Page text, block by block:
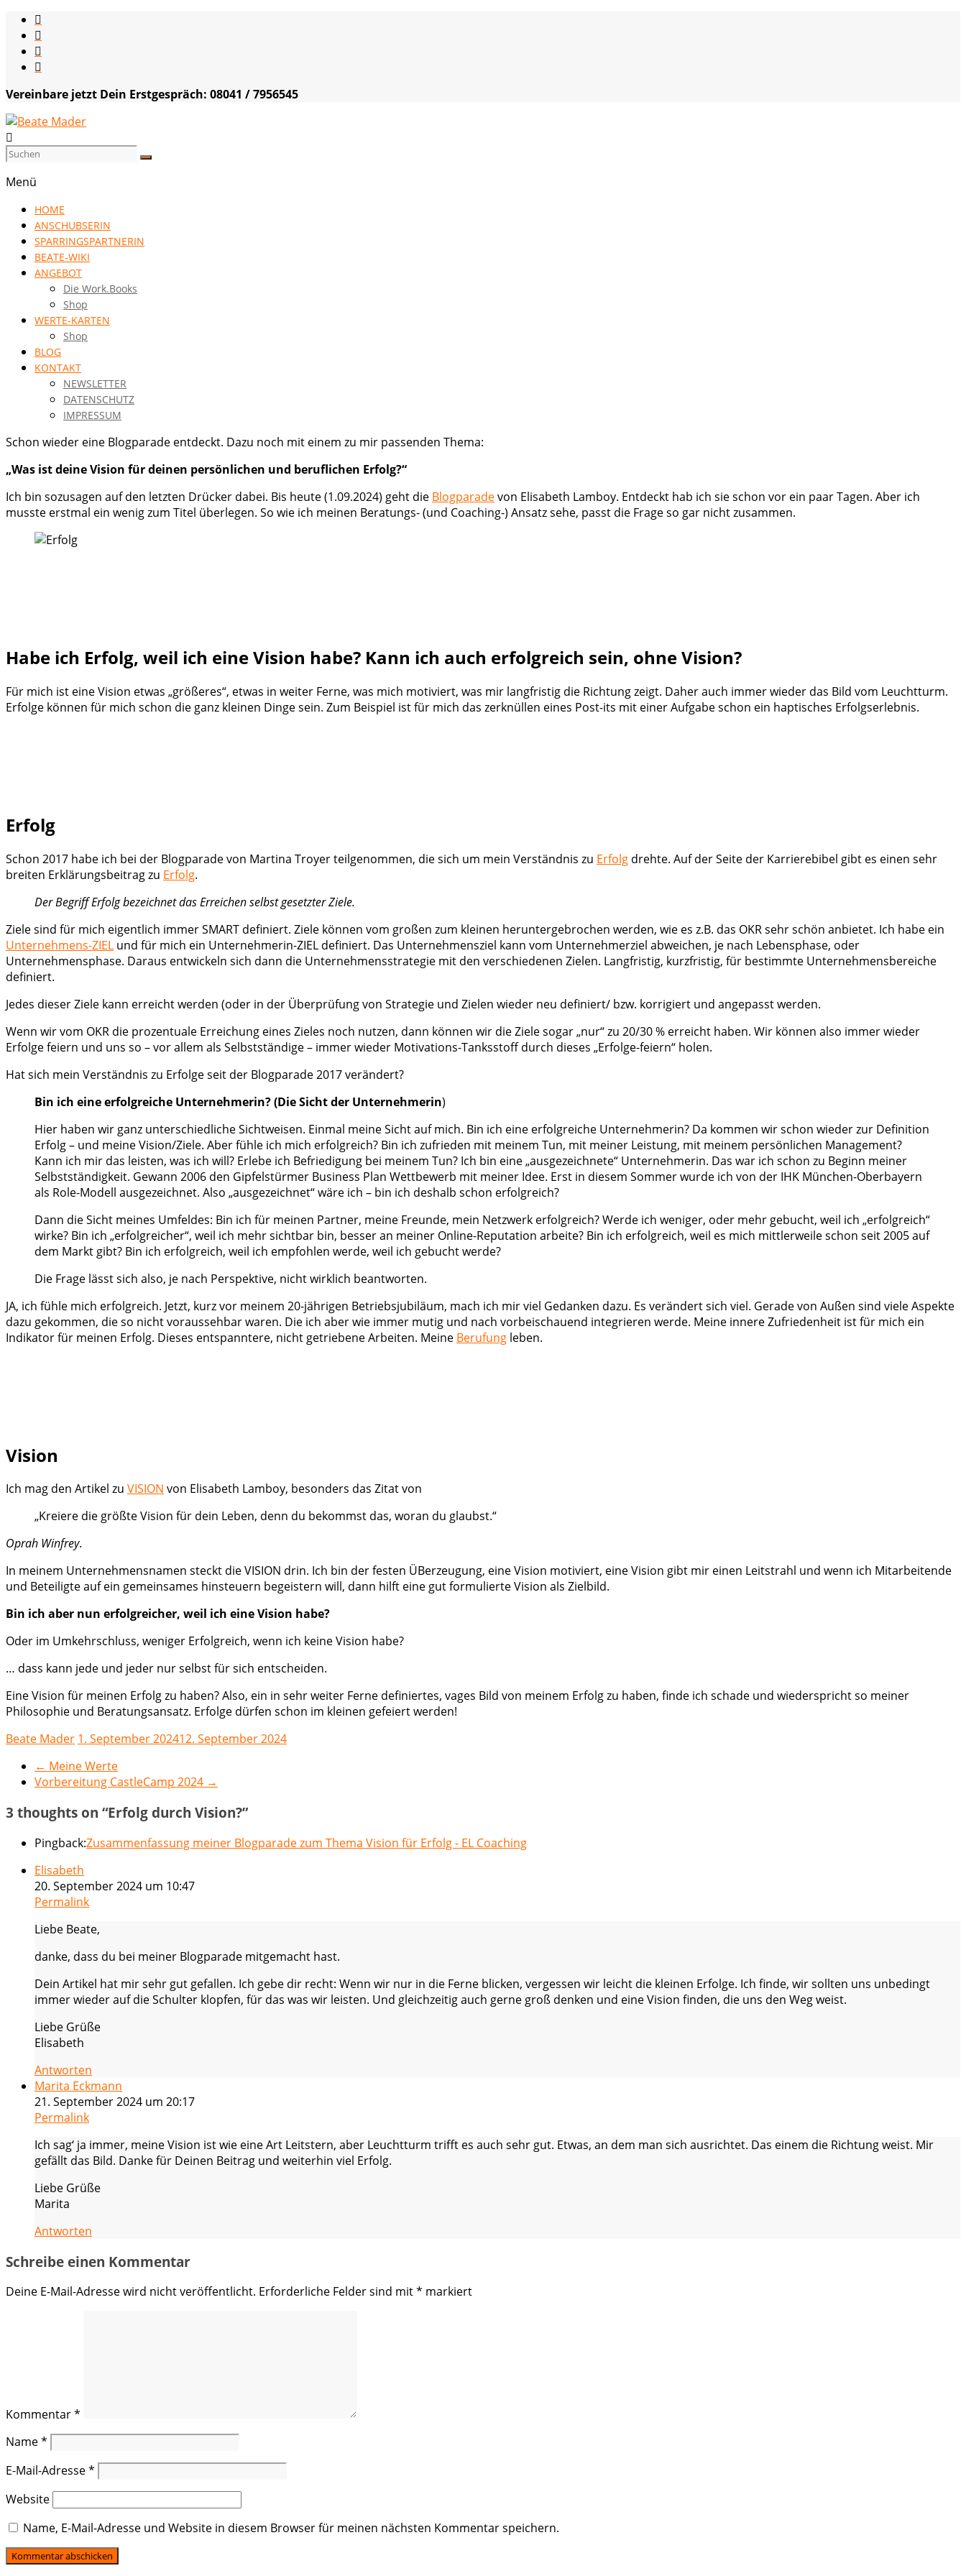
Skip
content
Vereinbare jetzt Dein Erstgespräch: 08041 / 7956545
Beate
Kommunikationsgenialistin
VISION
HOCH
DREI
Menü
HOME
ANSCHUBSERIN
SPARRINGSPARTNERIN
BEATE-WIKI
ANGEBOT
Die Work.Books
Shop
WERTE-KARTEN
Shop
BLOG
KONTAKT
NEWSLETTER
DATENSCHUTZ
IMPRESSUM
Schon wieder eine Blogparade entdeckt. Dazu noch mit einem zu mir passenden Thema:
„Was ist deine Vision für deinen persönlichen und beruflichen Erfolg?“
Ich bin sozusagen auf den letzten Drücker dabei. Bis heute (1.09.2024) geht die Blogparadevon Elisabeth Lamboy. Entdeckt hab ich sie schon vor ein paar Tagen. Aber ich
musste erstmal ein wenig zum Titel überlegen. So wie ich meinen Beratungs- (und Coaching-) Ansatz sehe, passt die Frage so gar nicht zusammen.
Habe ich Erfolg, weil ich eine Vision habe? Kann ich auch erfolgreich sein, ohne Vision?
Für mich ist eine Vision etwas „größeres“, etwas in weiter Ferne, was mich motiviert, was mir langfristig die Richtung zeigt. Daher auch immer wieder das Bild vom Leuchtturm.
Erfolge können für mich schon die ganz kleinen Dinge sein. Zum Beispiel ist für mich das zerknüllen eines Post-its mit einer Aufgabe schon ein haptisches Erfolgserlebnis.
Erfolg
Schon 2017 habe ich bei der Blogparade von Martina Troyer teilgenommen, die sich um mein Verständnis zu Erfolg drehte. Auf der Seite der Karrierebibel gibt es einen sehr
breiten Erklärungsbeitrag zu Erfolg.
Der Begriff Erfolg bezeichnet das Erreichen selbst gesetzter Ziele.
Ziele sind für mich eigentlich immer SMART definiert. Ziele können vom großen zum kleinen heruntergebrochen werden, wie es z.B. das OKR sehr schön anbietet. Ich habe ein
Unternehmens-ZIEL und für mich ein Unternehmerin-ZIEL definiert. Das Unternehmensziel kann vom Unternehmerziel abweichen, je nach Lebensphase, oder
Unternehmensphase. Daraus entwickeln sich dann die Unternehmensstrategie mit den verschiedenen Zielen. Langfristig, kurzfristig, für bestimmte Unternehmensbereiche
definiert.
Jedes dieser Ziele kann erreicht werden (oder in der Überprüfung von Strategie und Zielen wieder neu definiert/ bzw. korrigiert und angepasst werden.
Wenn wir vom OKR die prozentuale Erreichung eines Zieles noch nutzen, dann können wir die Ziele sogar „nur“ zu 20/30 % erreicht haben. Wir können also immer wieder
Erfolge feiern und uns so – vor allem als Selbstständige – immer wieder Motivations-Tanksstoff durch dieses „Erfolge-feiern“ holen.
Hat sich mein Verständnis zu Erfolge seit der Blogparade 2017 verändert?
Bin ich eine erfolgreiche Unternehmerin? (Die Sicht der Unternehmerin)
Hier haben wir ganz unterschiedliche Sichtweisen. Einmal meine Sicht auf mich. Bin ich eine erfolgreiche Unternehmerin? Da kommen wir schon wieder zur Definition
Erfolg – und meine Vision/Ziele. Aber fühle ich mich erfolgreich? Bin ich zufrieden mit meinem Tun, mit meiner Leistung, mit meinem persönlichen Management?
Kann ich mir das leisten, was ich will? Erlebe ich Befriedigung bei meinem Tun? Ich bin eine „ausgezeichnete“ Unternehmerin. Das war ich schon zu Beginn meiner
Selbstständigkeit. Gewann 2006 den Gipfelstürmer Business Plan Wettbewerb mit meiner Idee. Erst in diesem Sommer wurde ich von der IHK München-Oberbayern
als Role-Modell ausgezeichnet. Also „ausgezeichnet“ wäre ich – bin ich deshalb schon erfolgreich?
Dann die Sicht meines Umfeldes: Bin ich für meinen Partner, meine Freunde, mein Netzwerk erfolgreich? Werde ich weniger, oder mehr gebucht, weil ich „erfolgreich“
wirke? Bin ich „erfolgreicher“, weil ich mehr sichtbar bin, besser an meiner Online-Reputation arbeite? Bin ich erfolgreich, weil es mich mittlerweile schon seit 2005 auf
dem Markt gibt? Bin ich erfolgreich, weil ich empfohlen werde, weil ich gebucht werde?
Die Frage lässt sich also, je nach Perspektive, nicht wirklich beantworten.
JA, ich fühle mich erfolgreich. Jetzt, kurz vor meinem 20-jährigen Betriebsjubiläum, mach ich mir viel Gedanken dazu. Es verändert sich viel. Gerade von Außen sind viele Aspekte
dazu gekommen, die so nicht voraussehbar waren. Die ich aber wie immer mutig und nach vorbeischauend integrieren werde. Meine innere Zufriedenheit ist für mich ein
Indikator für meinen Erfolg. Dieses entspanntere, nicht getriebene Arbeiten. Meine Berufung leben.
Vision
Ich mag den Artikel zu VISION von Elisabeth Lamboy, besonders das Zitat von
„Kreiere die größte Vision für dein Leben, denn du bekommst das, woran du glaubst.“
Oprah Winfrey.
In meinem Unternehmensnamen steckt die VISION drin. Ich bin der festen ÜBerzeugung, eine Vision motiviert, eine Vision gibt mir einen Leitstrahl und wenn ich Mitarbeitende
und Beteiligte auf ein gemeinsames hinsteuern begeistern will, dann hilft eine gut formulierte Vision als Zielbild.
Bin ich aber nun erfolgreicher, weil ich eine Vision habe?
Oder im Umkehrschluss, weniger Erfolgreich, wenn ich keine Vision habe?
… dass kann jede und jeder nur selbst für sich entscheiden.
Eine Vision für meinen Erfolg zu haben? Also, ein in sehr weiter Ferne definiertes, vages Bild von meinem Erfolg zu haben, finde ich schade und wiederspricht so meiner
Philosophie und Beratungsansatz. Erfolge dürfen schon im kleinen gefeiert werden!
Beate Mader 1. September 202412. September 2024
← Meine Werte
Vorbereitung CastleCamp 2024 →
3 thoughts on “Erfolg durch Vision?”
Pingback:Zusammenfassung meiner Blogparade zum Thema Vision für Erfolg - EL Coaching
Elisabeth
20. September 2024 um 10:47
Permalink
Liebe Beate,
danke, dass du bei meiner Blogparade mitgemacht hast.
Dein Artikel hat mir sehr gut gefallen. Ich gebe dir recht: Wenn wir nur in die Ferne blicken, vergessen wir leicht die kleinen Erfolge. Ich finde, wir sollten uns unbedingt
immer wieder auf die Schulter klopfen, für das was wir leisten. Und gleichzeitig auch gerne groß denken und eine Vision finden, die uns den Weg weist.
Liebe Grüße
Elisabeth
Antworten
Marita Eckmann
21. September 2024 um 20:17
Permalink
Ich sag‘ ja immer, meine Vision ist wie eine Art Leitstern, aber Leuchtturm trifft es auch sehr gut. Etwas, an dem man sich ausrichtet. Das einem die Richtung weist. Mir
gefällt das Bild. Danke für Deinen Beitrag und weiterhin viel Erfolg.
Liebe Grüße
Marita
Antworten
Schreibe einen Kommentar
Deine E-Mail-Adresse wird nicht veröffentlicht. Erforderliche Felder sind mit* markiert
Kommentar*
Name*
E-Mail-Adresse*
Website
Name, E-Mail-Adresse und Website in diesem Browser für meinen nächsten Kommentar speichern.